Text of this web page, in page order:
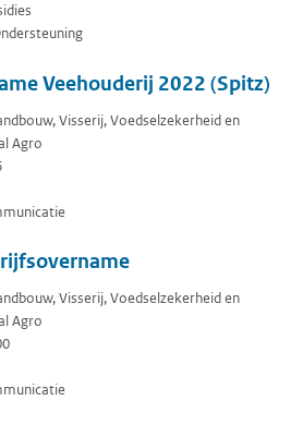
Veehouderij 2022 (Spitz)
Visserij, Voedselzekerheid en
Agro
Visserij, Voedselzekerheid en
Agro